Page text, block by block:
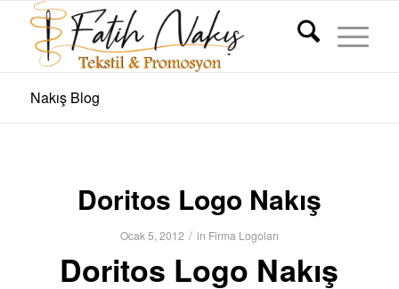
Nakış Blog
Doritos Logo Nakış
Ocak 5, 2012 / in Firma Logoları
Doritos Logo Nakış